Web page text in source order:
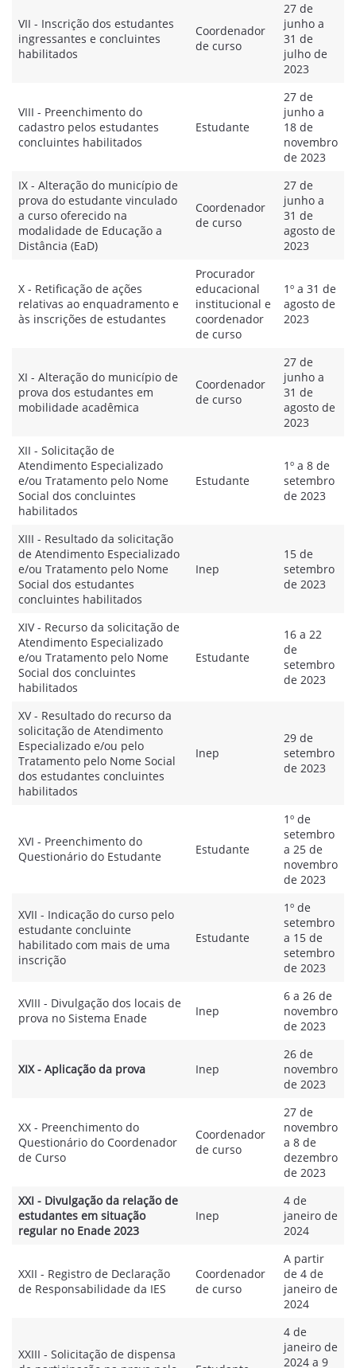
VII - Inscrição dos estudantes
ingressantes e concluintes
habilitados
Coordenador
de curso
27 de
junho a
31 de
julho de
2023
VIII - Preenchimento do
cadastro pelos estudantes
concluintes habilitados
Estudante
27 de
junho a
18 de
novembro
de 2023
IX - Alteração do município de
prova do estudante vinculado
a curso oferecido na
modalidade de Educação a
Distância (EaD)
Coordenador
de curso
27 de
junho a
31 de
agosto de
2023
X - Retificação de ações
relativas ao enquadramento e
às inscrições de estudantes
Procurador
educacional
institucional e
coordenador
de curso
1º a 31 de
agosto de
2023
XI - Alteração do município de
prova dos estudantes em
mobilidade acadêmica
Coordenador
de curso
27 de
junho a
31 de
agosto de
2023
XII - Solicitação de
Atendimento Especializado
e/ou Tratamento pelo Nome
Social dos concluintes
habilitados
Estudante
1º a 8 de
setembro
de 2023
XIII - Resultado da solicitação
de Atendimento Especializado
e/ou Tratamento pelo Nome
Social dos estudantes
concluintes habilitados
Inep
15 de
setembro
de 2023
XIV - Recurso da solicitação de
Atendimento Especializado
e/ou Tratamento pelo Nome
Social dos concluintes
habilitados
Estudante
16 a 22
de
setembro
de 2023
XV - Resultado do recurso da
solicitação de Atendimento
Especializado e/ou pelo
Tratamento pelo Nome Social
dos estudantes concluintes
habilitados
Inep
29 de
setembro
de 2023
XVI - Preenchimento do
Questionário do Estudante
Estudante
1º de
setembro
a 25 de
novembro
de 2023
XVII - Indicação do curso pelo
estudante concluinte
habilitado com mais de uma
inscrição
Estudante
1º de
setembro
a 15 de
setembro
de 2023
XVIII - Divulgação dos locais de
prova no Sistema Enade
Inep
6 a 26 de
novembro
de 2023
XIX - Aplicação da prova Inep
26 de
novembro
de 2023
XX - Preenchimento do
Questionário do Coordenador
de Curso
Coordenador
de curso
27 de
novembro
a 8 de
dezembro
de 2023
XXI - Divulgação da relação de
estudantes em situação
regular no Enade 2023
Inep
4 de
janeiro de
2024
XXII - Registro de Declaração
de Responsabilidade da IES
Coordenador
de curso
A partir
de 4 de
janeiro de
2024
XXIII - Solicitação de dispensa
4 de
janeiro de
2024 a 9